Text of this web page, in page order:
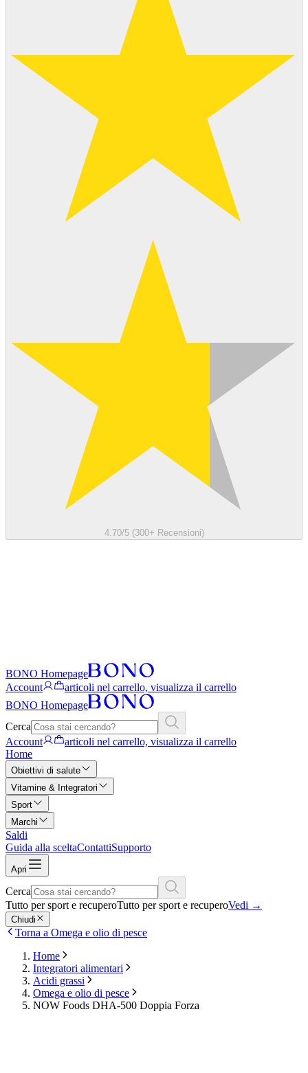
4.70/5 (300+ Recensioni)
BONO Homepage
Account
articoli nel carrello, visualizza il carrello
BONO Homepage
Cerca
Account
articoli nel carrello, visualizza il carrello
Home
Obiettivi di salute
Vitamine & Integratori
Sport
Marchi
Saldi
Guida alla sceltaContattiSupporto
Apri
Cerca
Tutto per sport e recuperoTutto per sport e recuperoVedi →
Chiudi
Torna a Omega e olio di pesce
Home
Integratori alimentari
Acidi grassi
Omega e olio di pesce
NOW Foods DHA-500 Doppia Forza